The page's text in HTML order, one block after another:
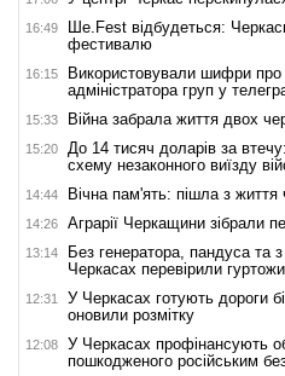
16:49
Ше.Fest відбудеться:
фестивалю
16:15
Використовували шифри
адміністратора груп у
15:33 Війна забрала життя двох
15:20
До 14 тисяч доларів за
схему незаконного виїзду
14:44 Вічна пам'ять: пішла з життя
14:26 Аграрії Черкащини зібрали
13:14
Без генератора, пандуса та
Черкасах перевірили
12:31
У Черкасах готують дороги
оновили розмітку
12:08
У Черкасах профінансують
пошкодженого російським